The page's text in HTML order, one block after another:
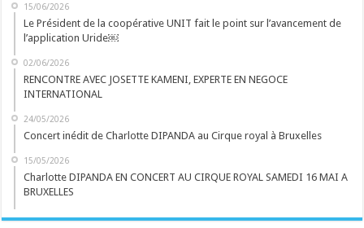
15/06/2026
Le Président de la coopérative UNIT fait le point sur l’avancement de
l’application Uride￼
02/06/2026
RENCONTRE AVEC JOSETTE KAMENI, EXPERTE EN NEGOCE
INTERNATIONAL
24/05/2026
Concert inédit de Charlotte DIPANDA au Cirque royal à Bruxelles
15/05/2026
Charlotte DIPANDA EN CONCERT AU CIRQUE ROYAL SAMEDI 16 MAI A
BRUXELLES